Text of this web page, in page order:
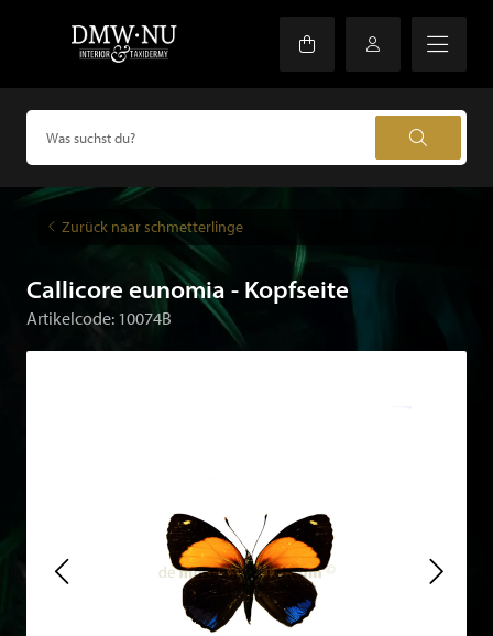
Zurück naar schmetterlinge
Callicore eunomia - Kopfseite
Artikelcode: 10074B